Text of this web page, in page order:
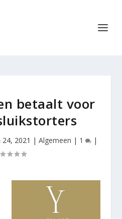
betaalt voor
24, 2021 | Algemeen | 1 |